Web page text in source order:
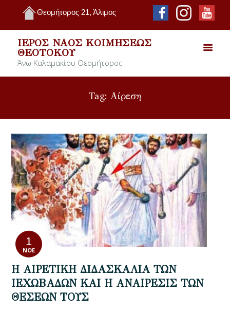
Θεομήτορος 21, Άλιμος
ΙΕΡΌΣ ΝΑΌΣ ΚΟΙΜΉΣΕΩΣ
ΘΕΟΤΌΚΟΥ
Άνω Καλαμακίου Θεομήτορος
Tag: Αίρεση
1
ΝΟΈ
Η ΑΙΡΕΤΙΚΗ ΔΙΔΑΣΚΑΛΙΑ ΤΩΝ
ΙΕΧΩΒΑΔΩΝ ΚΑΙ Η ΑΝΑΙΡΕΣΙΣ ΤΩΝ
ΘΕΣΕΩΝ ΤΟΥΣ